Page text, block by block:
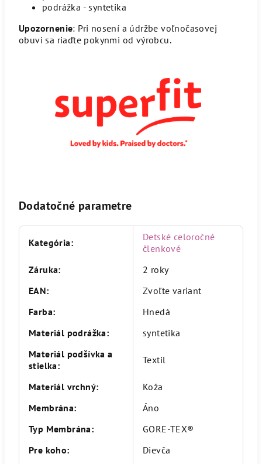
podrážka - syntetika
Upozornenie: Pri nosení a údržbe voľnočasovej
obuvi sa riaďte pokynmi od výrobcu.
Dodatočné parametre
Kategória:
Detské celoročné
členkové
Záruka:
2 roky
EAN:
Zvoľte variant
Farba:
Hnedá
Materiál podrážka:
syntetika
Materiál podšívka a
stielka: Textil
Materiál vrchný:
Koža
Membrána:
Áno
Typ Membrána:
GORE-TEX®
Pre koho:
Dievča